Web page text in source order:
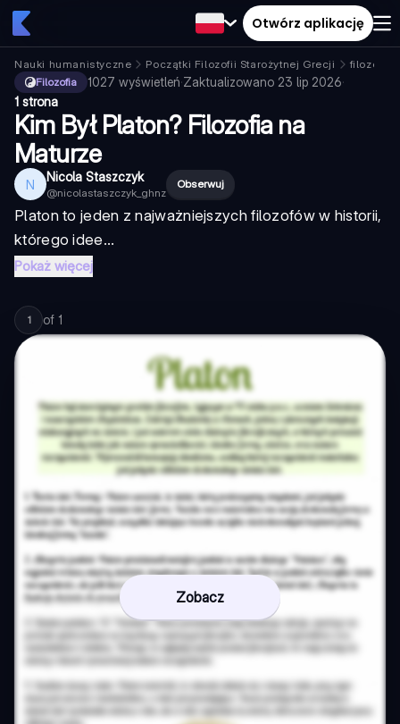
Otwórz aplikację
Nauki humanistyczne Początki Filozofii Starożytnej Grecji
filozofia
Filozofia
1027 wyświetleń·Zaktualizowano 23 lip 2026·
1 strona
Kim Był Platon? Filozofia na
Maturze
N Nicola Staszczyk
@nicolastaszczyk_ghnz
Obserwuj
Platon to jeden z najważniejszych filozofów w historii,
którego idee...
Pokaż więcej
1 of 1
Zobacz